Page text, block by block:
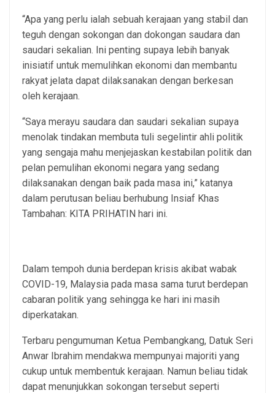
“Apa yang perlu ialah sebuah kerajaan yang stabil dan
teguh dengan sokongan dan dokongan saudara dan
saudari sekalian. Ini penting supaya lebih banyak
inisiatif untuk memulihkan ekonomi dan membantu
rakyat jelata dapat dilaksanakan dengan berkesan
oleh kerajaan.
“Saya merayu saudara dan saudari sekalian supaya
menolak tindakan membuta tuli segelintir ahli politik
yang sengaja mahu menjejaskan kestabilan politik dan
pelan pemulihan ekonomi negara yang sedang
dilaksanakan dengan baik pada masa ini,” katanya
dalam perutusan beliau berhubung Insiaf Khas
Tambahan: KITA PRIHATIN hari ini.
Dalam tempoh dunia berdepan krisis akibat wabak
COVID-19, Malaysia pada masa sama turut berdepan
cabaran politik yang sehingga ke hari ini masih
diperkatakan.
Terbaru pengumuman Ketua Pembangkang, Datuk Seri
Anwar Ibrahim mendakwa mempunyai majoriti yang
cukup untuk membentuk kerajaan. Namun beliau tidak
dapat menunjukkan sokongan tersebut seperti